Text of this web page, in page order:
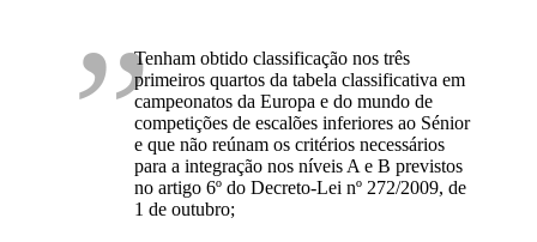
Tenham obtido classificação nos três
primeiros quartos da tabela classificativa em
campeonatos da Europa e do mundo de
competições de escalões inferiores ao Sénior
e que não reúnam os critérios necessários
para a integração nos níveis A e B previstos
no artigo 6º do Decreto-Lei nº 272/2009, de
1 de outubro;